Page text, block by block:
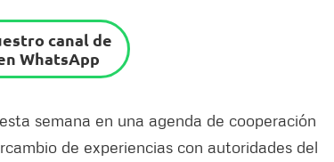
canal de
WhatsApp
semana en una agenda de cooperación
de experiencias con autoridades del